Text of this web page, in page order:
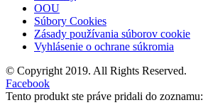
OOU
Súbory Cookies
Zásady používania súborov cookie
Vyhlásenie o ochrane súkromia
© Copyright 2019. All Rights Reserved.
Facebook
Tento produkt ste práve pridali do zoznamu: